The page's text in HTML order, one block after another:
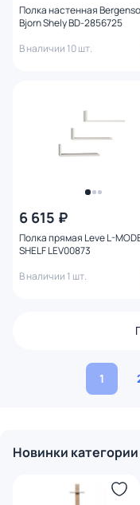
Полка настенная
Bjorn Shely BD-2856725
В наличии 10 шт.
6 615 ₽
Полка прямая Leve L-
SHELF LEV00873
В наличии 1 шт.
1
Новинки